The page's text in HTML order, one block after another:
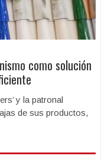
como solución
y la patronal
de sus productos,